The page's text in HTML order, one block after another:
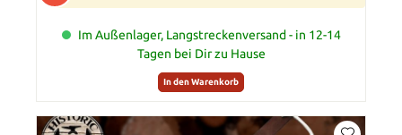
Im Außenlager, Langstreckenversand - in 12-14
Tagen bei Dir zu Hause
In den Warenkorb